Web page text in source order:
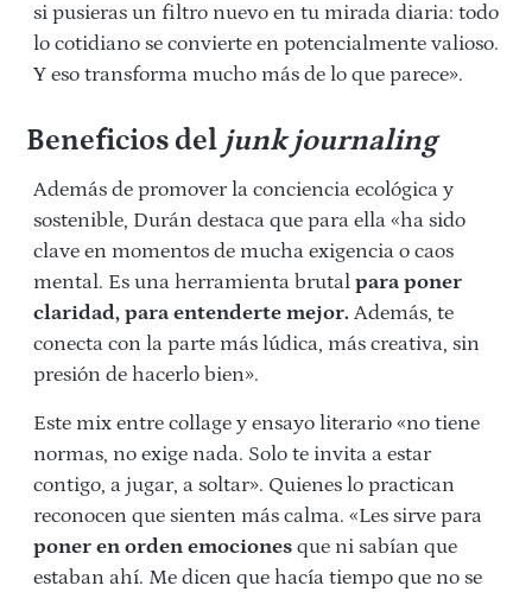
si pusieras un filtro nuevo en tu mirada diaria: todo
lo cotidiano se convierte en potencialmente valioso.
Y eso transforma mucho más de lo que parece».
Beneficios del junk journaling
Además de promover la conciencia ecológica y
sostenible, Durán destaca que para ella «ha sido
clave en momentos de mucha exigencia o caos
mental. Es una herramienta brutal para poner
claridad, para entenderte mejor. Además, te
conecta con la parte más lúdica, más creativa, sin
presión de hacerlo bien».
Este mix entre collage y ensayo literario «no tiene
normas, no exige nada. Solo te invita a estar
contigo, a jugar, a soltar». Quienes lo practican
reconocen que sienten más calma. «Les sirve para
poner en orden emociones que ni sabían que
estaban ahí. Me dicen que hacía tiempo que no se